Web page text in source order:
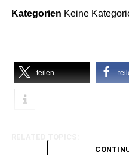
Kategorien Keine
teilen